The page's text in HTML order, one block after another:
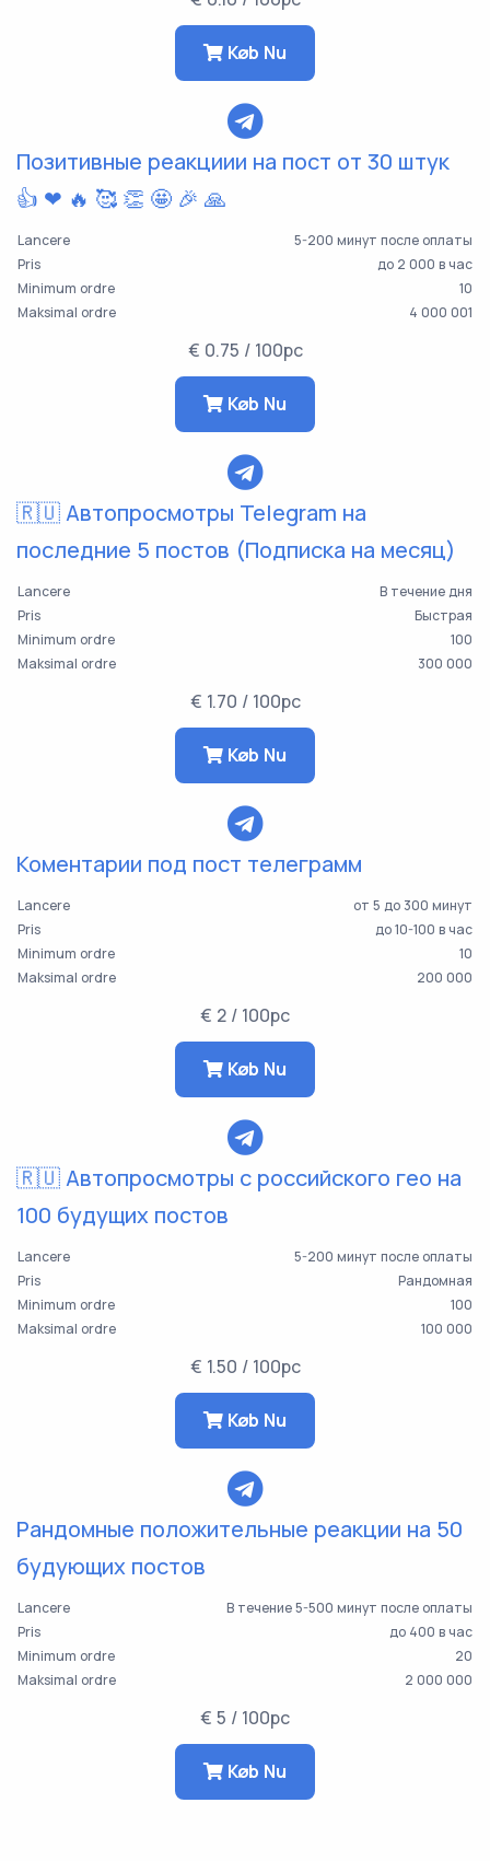
Køb Nu
Позитивные реакциии на пост от 30 штук
👍 ❤ 🔥 🥰 👏 🤩 🎉 🙏
Lancere
5-200 минут после оплаты
Pris
до 2 000 в час
Minimum ordre
10
Maksimal ordre
4 000 001
€ 0.75 / 100pc
Køb Nu
🇷🇺 Автопросмотры Telegram на
последние 5 постов (Подписка на месяц)
Lancere
В течение дня
Pris
Быстрая
Minimum ordre
100
Maksimal ordre
300 000
€ 1.70 / 100pc
Køb Nu
Коментарии под пост телеграмм
Lancere
от 5 до 300 минут
Pris
до 10-100 в час
Minimum ordre
10
Maksimal ordre
200 000
€ 2 / 100pc
Køb Nu
🇷🇺 Автопросмотры с российского гео на
100 будущих постов
Lancere
5-200 минут после оплаты
Pris
Рандомная
Minimum ordre
100
Maksimal ordre
100 000
€ 1.50 / 100pc
Køb Nu
Рандомные положительные реакции на 50
будующих постов
Lancere
В течение 5-500 минут после оплаты
Pris
до 400 в час
Minimum ordre
20
Maksimal ordre
2 000 000
€ 5 / 100pc
Køb Nu